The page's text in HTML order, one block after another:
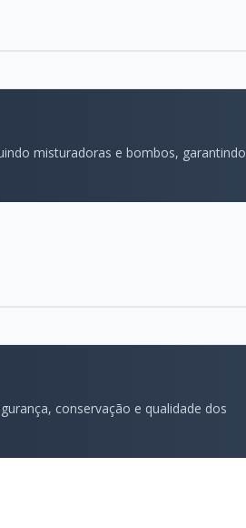
misturadoras e bombos, garantindo
conservação e qualidade dos